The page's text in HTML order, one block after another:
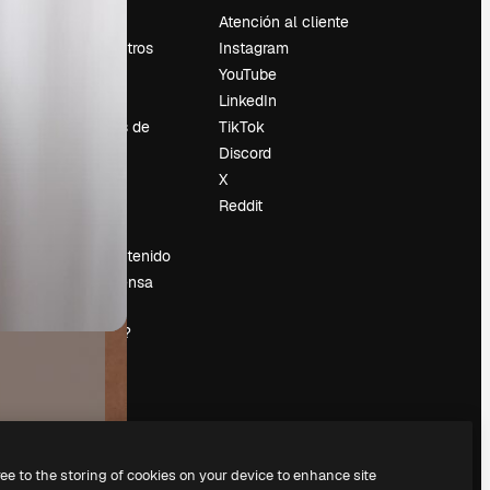
Sobre nosotros
Tendencias de
Vender contenido
Sala de prensa
magnific.ai?
Atención al cliente
Instagram
YouTube
LinkedIn
TikTok
Discord
X
Reddit
to the storing of cookies on your device to enhance site